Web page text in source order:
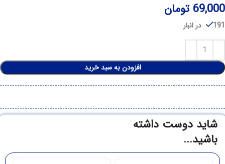
69,000 تومان
191 در انبار
افزودن به سبد خرید
شاید دوست داشته
باشید...